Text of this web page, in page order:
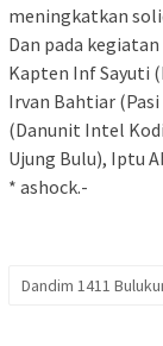
meningkatkan
Dan pada
Kapten Inf Sayuti
Irvan Bahtiar
(Danunit Intel
Ujung Bulu), Iptu
* ashock.-
Dandim 1411